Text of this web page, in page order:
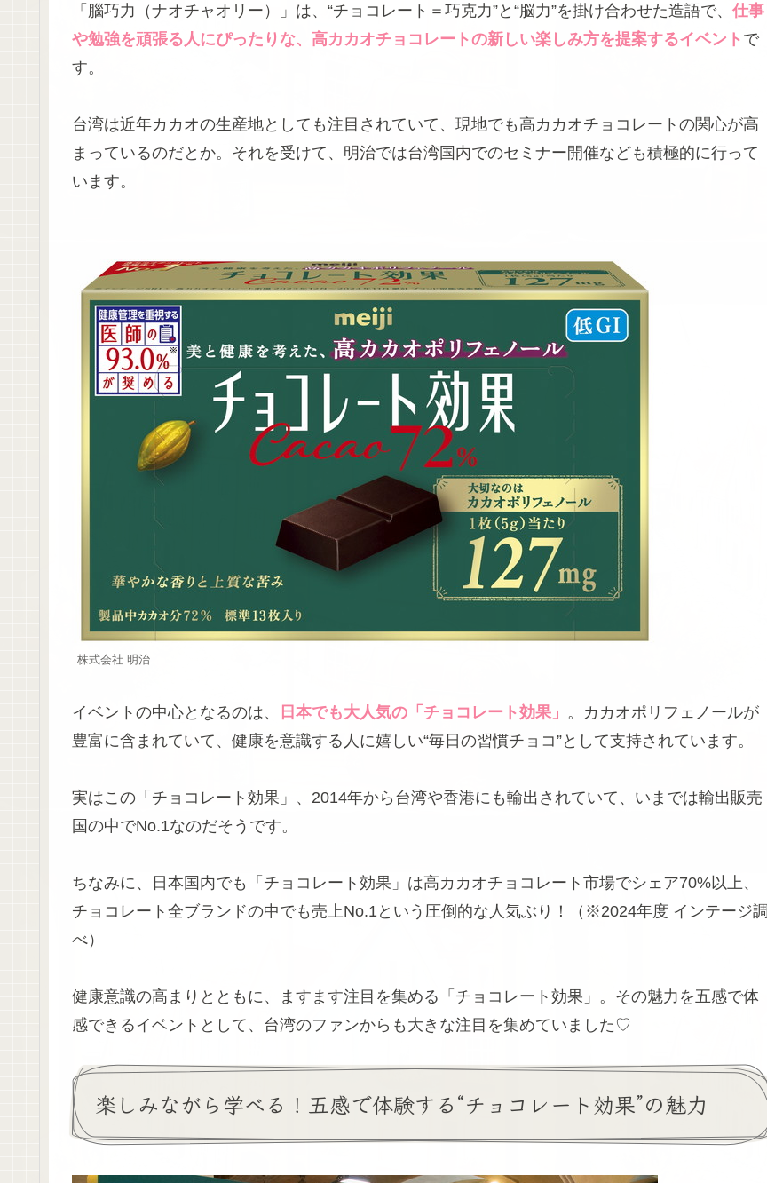
「腦巧力（ナオチャオリー）」は、“チョコレート＝巧克力”と“脳力”を掛け合わせた造語で、 仕事
や勉強を頑張る人にぴったりな、高カカオチョコレートの新しい楽しみ方を提案するイベント で
す。
台湾は近年カカオの生産地としても注目されていて、現地でも高カカオチョコレートの関心が高
まっているのだとか。それを受けて、明治では台湾国内でのセミナー開催なども積極的に行って
います。
株式会社 明治
イベントの中心となるのは、 日本でも大人気の「チョコレート効果」 。カカオポリフェノールが
豊富に含まれていて、健康を意識する人に嬉しい“毎日の習慣チョコ”として支持されています。
実はこの「チョコレート効果」、2014年から台湾や香港にも輸出されていて、いまでは輸出販売
国の中でNo.1なのだそうです。
ちなみに、日本国内でも「チョコレート効果」は高カカオチョコレート市場でシェア70%以上、
チョコレート全ブランドの中でも売上No.1という圧倒的な人気ぶり！（※2024年度 インテージ調
べ）
健康意識の高まりとともに、ますます注目を集める「チョコレート効果」。その魅力を五感で体
感できるイベントとして、台湾のファンからも大きな注目を集めていました♡
楽しみながら学べる！五感で体験する“チョコレート効果”の魅力